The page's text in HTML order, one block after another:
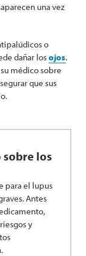
una vez
o
dañar losojos.
médico sobre
que sus
sobre los
para el lupus
Antes
y